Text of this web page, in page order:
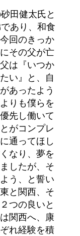
田健太氏と
あり、和食
回のきっか
その父が亡
は『いつか
い』と、自
あったよう
りも僕らを
先し働いて
がコンプレ
通ってほし
なり、夢を
したが、そ
う、と誓い
と関西、そ
つの良いと
関西へ、康
れ経験を積